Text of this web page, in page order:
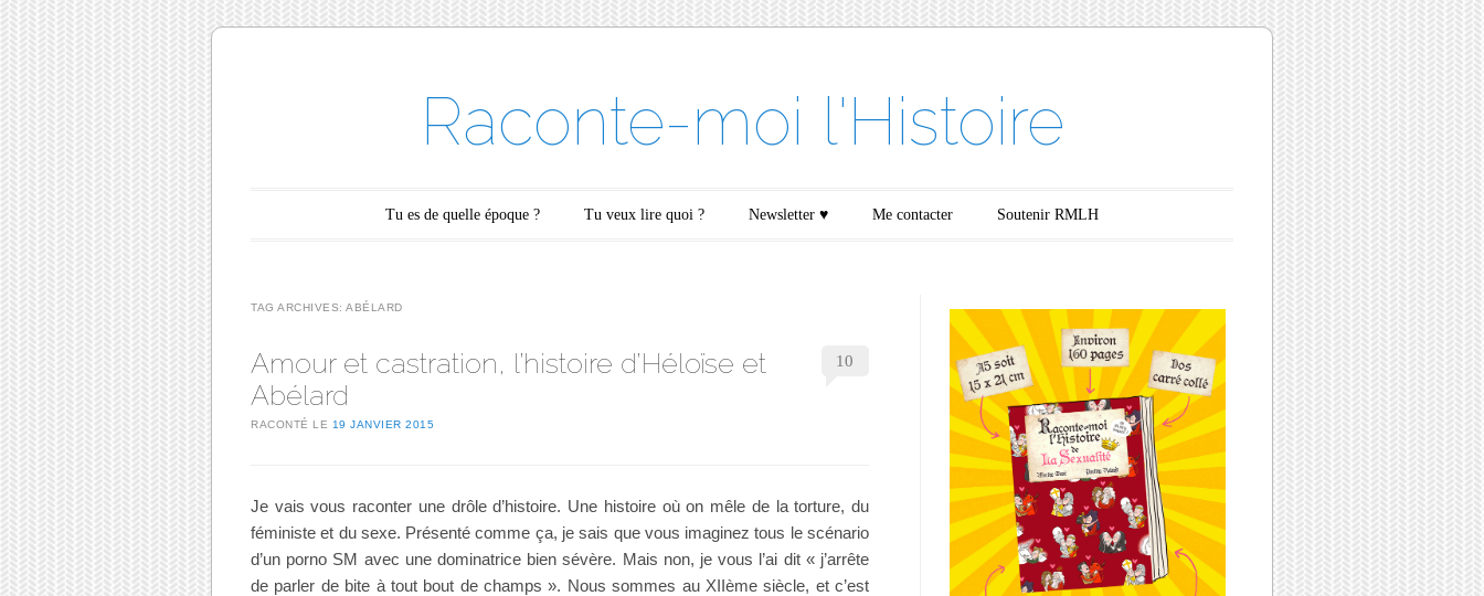
Raconte-moi l'Histoire
Main menuTu es de quelle époque ? Tu veux lire quoi ? Newsletter ♥ Me contacter Soutenir RMLH
TAG ARCHIVES: ABÉLARD
Amour et castration, l’histoire d’Héloïse et
Abélard
RACONTÉ LE 19 JANVIER 2015
10
Je vais vous raconter une drôle d’histoire. Une histoire où on mêle de la torture, du
féministe et du sexe. Présenté comme ça, je sais que vous imaginez tous le scénario
d’un porno SM avec une dominatrice bien sévère. Mais non, je vous l’ai dit « j’arrête
de parler de bite à tout bout de champs ». Nous sommes au XIIème siècle, et c’est